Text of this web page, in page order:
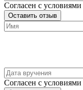
Согласен с условиями
Согласен с условиями